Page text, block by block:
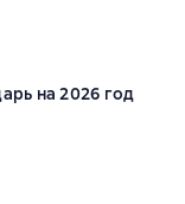
на 2026 год
основе 2 оценок